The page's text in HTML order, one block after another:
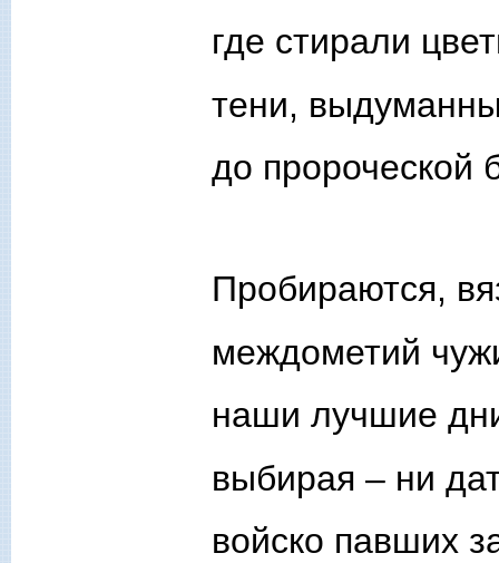
где стирали
тени,
до пророческой
Пробираются,
междометий
наши лучшие
выбирая – ни
войско павших